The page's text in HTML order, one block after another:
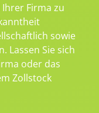
Firma zu
sowie
Lassen Sie sich
oder das
Zollstock